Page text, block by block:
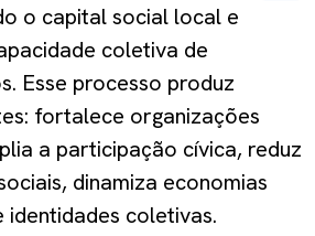
o capital social local e
coletiva de
Esse processo produz
fortalece organizações
a participação cívica, reduz
dinamiza economias
coletivas.